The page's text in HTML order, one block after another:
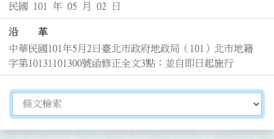
民國 101 年 05 月 02 日
沿 革
中華民國101年5月2日臺北市政府地政局（101）北市地籍
字第10131101300號函修正全文3點；並自即日起施行
切換選擇法規資訊內容